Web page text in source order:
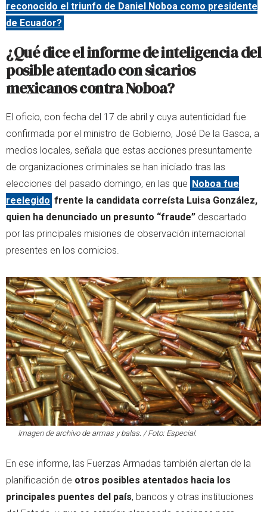
reconocido el triunfo de Daniel Noboa como presidente
de Ecuador?
¿Qué dice el informe de inteligencia del
posible atentado con sicarios
mexicanos contra Noboa?
El oficio, con fecha del 17 de abril y cuya autenticidad fue
confirmada por el ministro de Gobierno, José De la Gasca, a
medios locales, señala que estas acciones presuntamente
de organizaciones criminales se han iniciado tras las
elecciones del pasado domingo, en las que Noboa fue
reelegido frente la candidata correísta Luisa González,
quien ha denunciado un presunto “fraude” descartado
por las principales misiones de observación internacional
presentes en los comicios.
Imagen de archivo de armas y balas. / Foto: Especial.
En ese informe, las Fuerzas Armadas también alertan de la
planificación de otros posibles atentados hacia los
principales puentes del país, bancos y otras instituciones